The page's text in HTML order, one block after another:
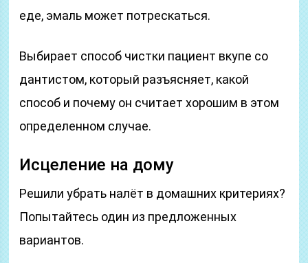
еде, эмаль может потрескаться.
Выбирает способ чистки пациент вкупе со
дантистом, который разъясняет, какой
способ и почему он считает хорошим в этом
определенном случае.
Исцеление на дому
Решили убрать налёт в домашних критериях?
Попытайтесь один из предложенных
вариантов.